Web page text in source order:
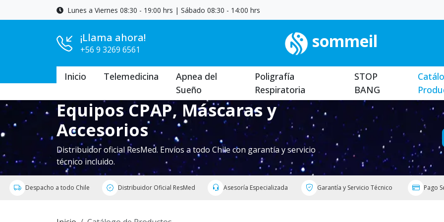
Lunes a Viernes 08:30 - 19:00 hrs | Sábado 08:30 - 14:00 hrs
¡Llama ahora!
+56 9 3269 6561 sommeil
Inicio Telemedicina
Apnea del
Sueño
Poligrafía
Respiratoria
STOP
BANG
Equipos CPAP, Máscaras y
Accesorios
Distribuidor oficial ResMed. Envíos a todo Chile con garantía y servicio
técnico incluido.
Despacho a todo Chile Distribuidor Oficial ResMed Asesoría Especializada Garantía y Servicio Técnico Pago